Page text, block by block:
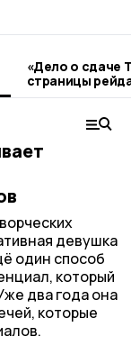
«Дело о сдаче
страницы
девушка
один способ
который
два года она
которые